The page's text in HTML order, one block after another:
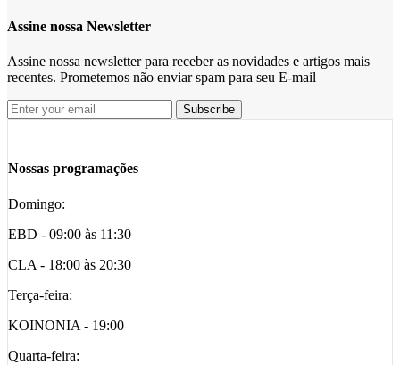
Assine nossa Newsletter
Assine nossa newsletter para receber as novidades e artigos mais
recentes. Prometemos não enviar spam para seu E-mail
Nossas programações
Domingo:
EBD - 09:00 às 11:30
CLA - 18:00 às 20:30
Terça-feira:
KOINONIA - 19:00
Quarta-feira: